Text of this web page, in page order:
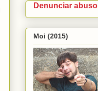
Denunciar abuso
Moi (2015)